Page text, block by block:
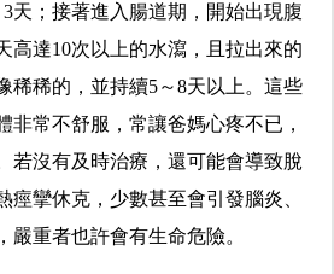
3天；接著進入腸道期，開始出現腹
高達10次以上的水瀉，且拉出來的
稀稀的，並持續5～8天以上。這些
非常不舒服，常讓爸媽心疼不已，
若沒有及時治療，還可能會導致脫
痙攣休克，少數甚至會引發腦炎、
嚴重者也許會有生命危險。